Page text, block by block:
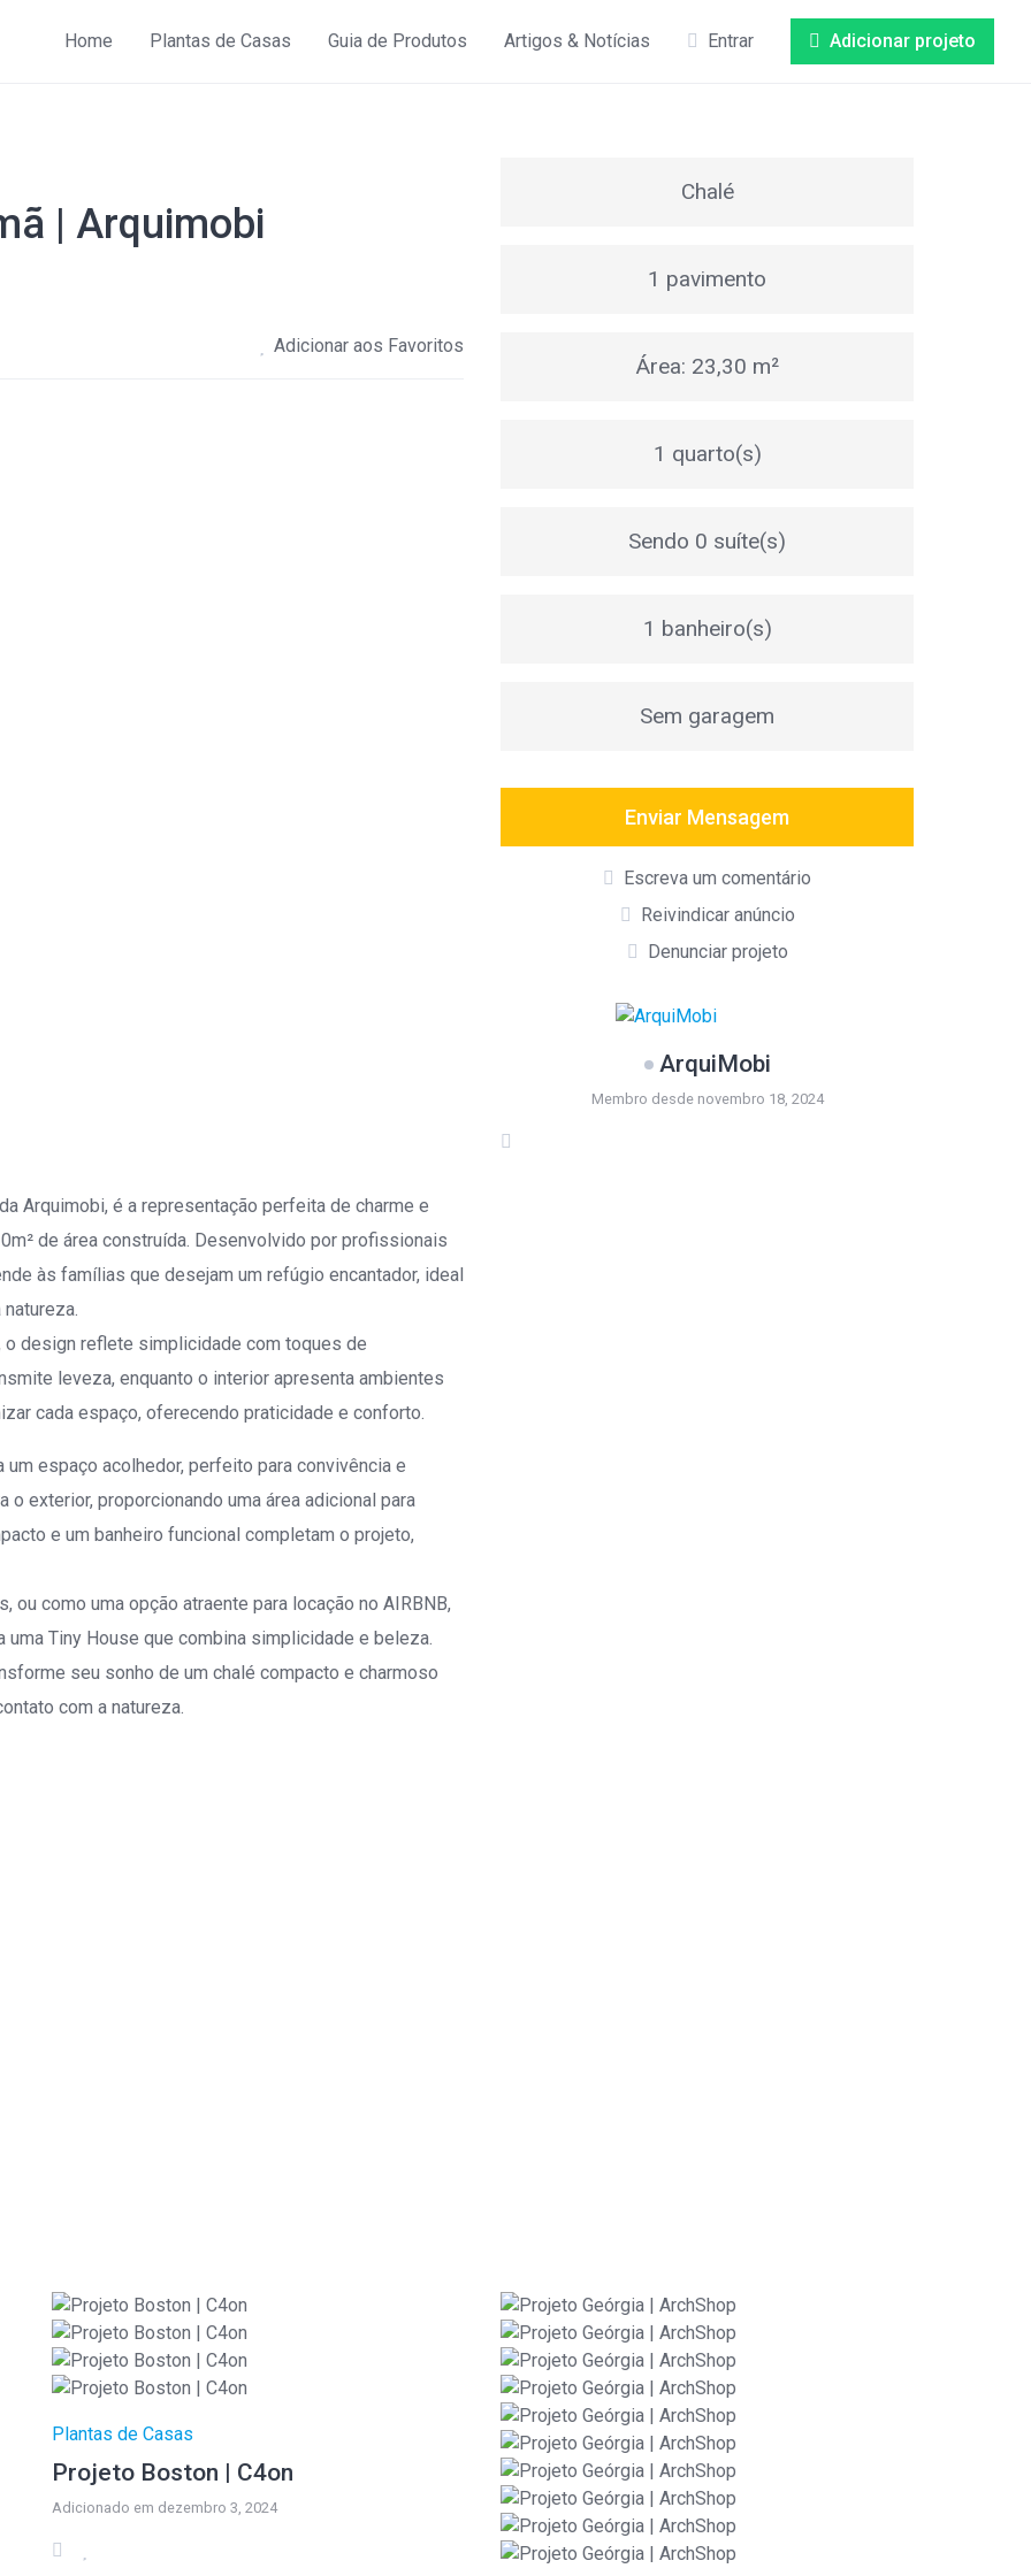
Home Plantas de Casas Guia de Produtos Artigos & Notícias Entrar Adicionar projeto
| Arquimobi
Adicionar aos Favoritos
Arquimobi, é a representação perfeita de charme e
de área construída. Desenvolvido por profissionais
às famílias que desejam um refúgio encantador, ideal
o design reflete simplicidade com toques de
leveza, enquanto o interior apresenta ambientes
cada espaço, oferecendo praticidade e conforto.
espaço acolhedor, perfeito para convivência e
exterior, proporcionando uma área adicional para
e um banheiro funcional completam o projeto,
como uma opção atraente para locação no AIRBNB,
uma Tiny House que combina simplicidade e beleza.
seu sonho de um chalé compacto e charmoso
com a natureza.
Chalé
1 pavimento
Área: 23,30 m²
1 quarto(s)
Sendo 0 suíte(s)
1 banheiro(s)
Sem garagem
Enviar Mensagem
Escreva um comentário
Reivindicar anúncio
Denunciar projeto
ArquiMobi
Membro desde novembro 18, 2024
Plantas de Casas
Projeto Boston | C4on
Adicionado em dezembro 3, 2024